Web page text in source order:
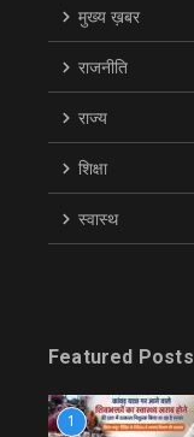
मुख्य ख़बर
राजनीति
राज्य
शिक्षा
स्वास्थ
Featured Posts
1